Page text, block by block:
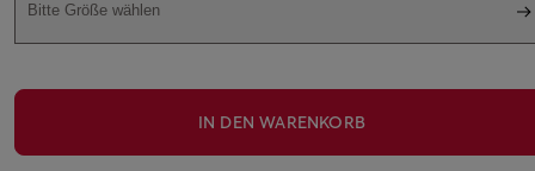
Bitte Größe wählen
IN DEN WARENKORB